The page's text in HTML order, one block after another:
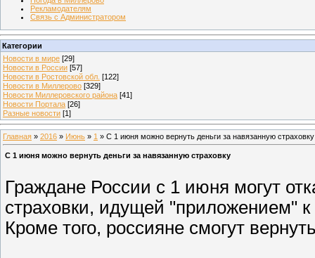
Рекламодателям
Связь с Администратором
Категории
Новости в мире [29]
Новости в России [57]
Новости в Ростовской обл. [122]
Новости в Миллерово [329]
Новости Миллеровского района [41]
Новости Портала [26]
Разные новости [1]
Главная » 2016 » Июнь » 1 » С 1 июня можно вернуть деньги за навязанную страховку
С 1 июня можно вернуть деньги за навязанную страховку
Граждане России с 1 июня могут
страховки, идущей "приложением" к
Кроме того, россияне смогут